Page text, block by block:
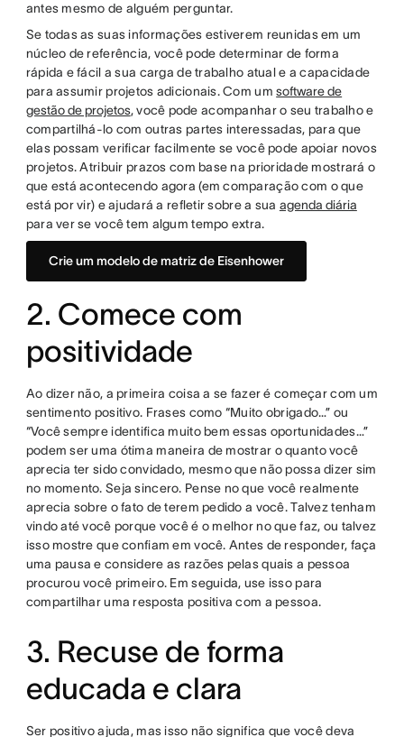
antes mesmo de alguém perguntar.
Se todas as suas informações estiverem reunidas em um
núcleo de referência, você pode determinar de forma
rápida e fácil a sua carga de trabalho atual e a capacidade
para assumir projetos adicionais. Com umsoftware de
gestão de projetos, você pode acompanhar o seu trabalho e
compartilhá-lo com outras partes interessadas, para que
elas possam verificar facilmente se você pode apoiar novos
projetos. Atribuir prazos com base na prioridade mostrará o
que está acontecendo agora (em comparação com o que
está por vir) e ajudará a refletir sobre a sua agenda diária
para ver se você tem algum tempo extra.
Crie um modelo de matriz de Eisenhower
2. Comece com
positividade
Ao dizer não, a primeira coisa a se fazer é começar com um
sentimento positivo. Frases como “Muito obrigado…” ou
“Você sempre identifica muito bem essas oportunidades…”
podem ser uma ótima maneira de mostrar o quanto você
aprecia ter sido convidado, mesmo que não possa dizer sim
no momento. Seja sincero. Pense no que você realmente
aprecia sobre o fato de terem pedido a você. Talvez tenham
vindo até você porque você é o melhor no que faz, ou talvez
isso mostre que confiam em você. Antes de responder, faça
uma pausa e considere as razões pelas quais a pessoa
procurou você primeiro. Em seguida, use isso para
compartilhar uma resposta positiva com a pessoa.
3. Recuse de forma
educada e clara
Ser positivo ajuda, mas isso não significa que você deva